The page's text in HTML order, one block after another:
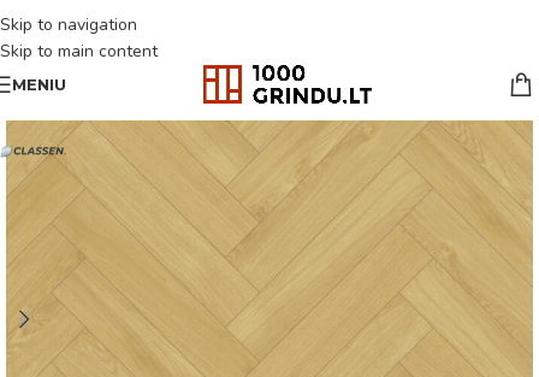
Skip to navigation
Skip to main content
MENIU